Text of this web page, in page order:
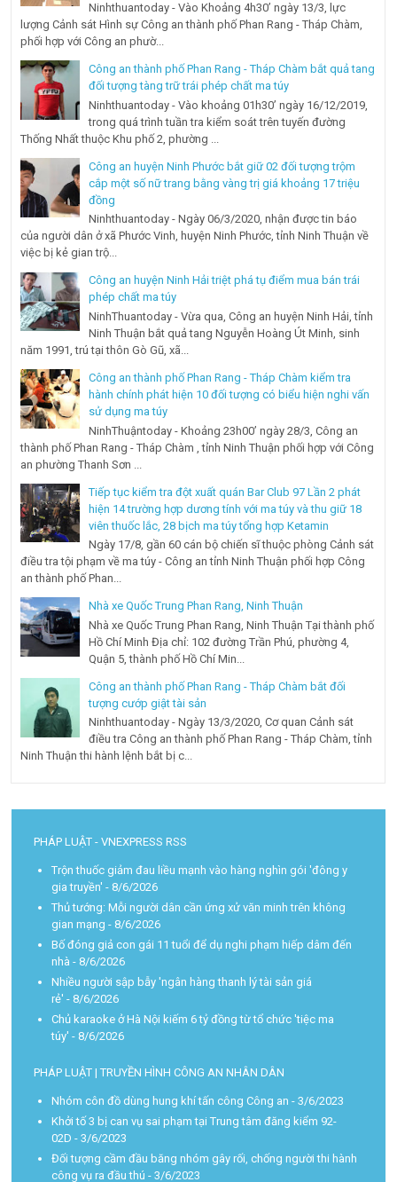
Ninhthuantoday - Vào Khoảng 4h30’ ngày 13/3, lực
lượng Cảnh sát Hình sự Công an thành phố Phan Rang - Tháp Chàm,
phối hợp với Công an phườ...
Công an thành phố Phan Rang - Tháp Chàm bắt quả tang
đối tượng tàng trữ trái phép chất ma túy
Ninhthuantoday - Vào khoảng 01h30’ ngày 16/12/2019,
trong quá trình tuần tra kiểm soát trên tuyến đường
Thống Nhất thuộc Khu phố 2, phường ...
Công an huyện Ninh Phước bắt giữ 02 đối tượng trộm
cắp một số nữ trang bằng vàng trị giá khoảng 17 triệu
đồng
Ninhthuantoday - Ngày 06/3/2020, nhận được tin báo
của người dân ở xã Phước Vinh, huyện Ninh Phước, tỉnh Ninh Thuận về
việc bị kẻ gian trộ...
Công an huyện Ninh Hải triệt phá tụ điểm mua bán trái
phép chất ma túy
NinhThuantoday - Vừa qua, Công an huyện Ninh Hải, tỉnh
Ninh Thuận bắt quả tang Nguyễn Hoàng Út Minh, sinh
năm 1991, trú tại thôn Gò Gũ, xã...
Công an thành phố Phan Rang - Tháp Chàm kiểm tra
hành chính phát hiện 10 đối tượng có biểu hiện nghi vấn
sử dụng ma túy
NinhThuậntoday - Khoảng 23h00’ ngày 28/3, Công an
thành phố Phan Rang - Tháp Chàm , tỉnh Ninh Thuận phối hợp với Công
an phường Thanh Sơn ...
Tiếp tục kiểm tra đột xuất quán Bar Club 97 Lần 2 phát
hiện 14 trường hợp dương tính với ma túy và thu giữ 18
viên thuốc lắc, 28 bịch ma túy tổng hợp Ketamin
Ngày 17/8, gần 60 cán bộ chiến sĩ thuộc phòng Cảnh sát
điều tra tội phạm về ma túy - Công an tỉnh Ninh Thuận phối hợp Công
an thành phố Phan...
Nhà xe Quốc Trung Phan Rang, Ninh Thuận
Nhà xe Quốc Trung Phan Rang, Ninh Thuận Tại thành phố
Hồ Chí Minh Địa chỉ: 102 đường Trần Phú, phường 4,
Quận 5, thành phố Hồ Chí Min...
Công an thành phố Phan Rang - Tháp Chàm bắt đối
tượng cướp giật tài sản
Ninhthuantoday - Ngày 13/3/2020, Cơ quan Cảnh sát
điều tra Công an thành phố Phan Rang - Tháp Chàm, tỉnh
Ninh Thuận thi hành lệnh bắt bị c...
PHÁP LUẬT - VNEXPRESS RSS
Trộn thuốc giảm đau liều mạnh vào hàng nghìn gói 'đông y
gia truyền' - 8/6/2026
Thủ tướng: Mỗi người dân cần ứng xử văn minh trên không
gian mạng - 8/6/2026
Bố đóng giả con gái 11 tuổi để dụ nghi phạm hiếp dâm đến
nhà - 8/6/2026
Nhiều người sập bẫy 'ngân hàng thanh lý tài sản giá
rẻ' - 8/6/2026
Chủ karaoke ở Hà Nội kiếm 6 tỷ đồng từ tổ chức 'tiệc ma
túy' - 8/6/2026
PHÁP LUẬT | TRUYỀN HÌNH CÔNG AN NHÂN DÂN
Nhóm côn đồ dùng hung khí tấn công Công an - 3/6/2023
Khởi tố 3 bị can vụ sai phạm tại Trung tâm đăng kiểm 92-
02D - 3/6/2023
Đối tượng cầm đầu băng nhóm gây rối, chống người thi hành
công vụ ra đầu thú - 3/6/2023